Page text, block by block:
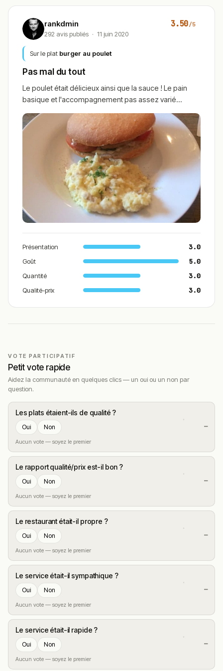
rankdmin
292 avis publiés · 11 juin 2020
3.50/5
Sur le plat burger au poulet
Pas mal du tout
Le poulet était délicieux ainsi que la sauce ! Le pain
basique et l'accompagnement pas assez varié...
Présentation 3.0
Goût 5.0
Quantité 3.0
Qualité-prix 3.0
VOTE PARTICIPATIF
Petit vote rapide
Aidez la communauté en quelques clics — un oui ou un non par
question.
Les plats étaient-ils de qualité ?
Oui Non
Aucun vote — soyez le premier
—
Le rapport qualité/prix est-il bon ?
Oui Non
Aucun vote — soyez le premier
—
Le restaurant était-il propre ?
Oui Non
Aucun vote — soyez le premier
—
Le service était-il sympathique ?
Oui Non
Aucun vote — soyez le premier
—
Le service était-il rapide ?
Oui Non
Aucun vote — soyez le premier
—